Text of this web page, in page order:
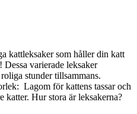
kattleksaker som håller din katt
varierade leksaker
stunder tillsammans.
Lagom för kattens tassar och
katter. Hur stora är leksakerna?